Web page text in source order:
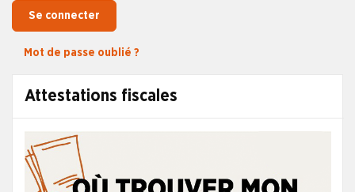
Attestations fiscales
Se connecter
Mot de passe oublié ?